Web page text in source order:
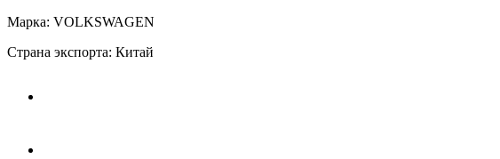
Марка: VOLKSWAGEN
Страна экспорта: Китай